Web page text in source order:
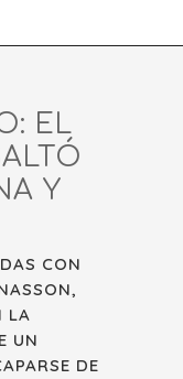
EL
Y
CON
LA
UN
DE